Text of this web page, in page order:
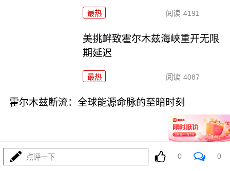
最热 阅读 4191
美挑衅致霍尔木兹海峡重开无限
期延迟
最热 阅读 4087
霍尔木兹断流：全球能源命脉的至暗时刻
点评一下 0 0